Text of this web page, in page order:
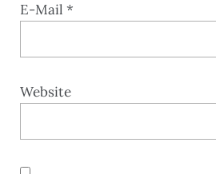
E-Mail *
Website